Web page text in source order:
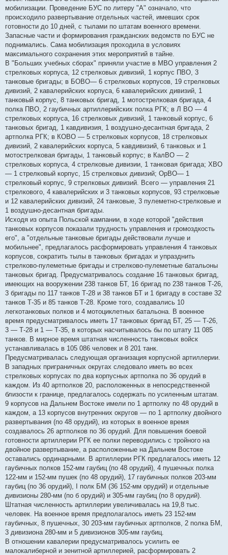
мобилизации. Проведение БУС по литеру "А" означало, что
происходило развертывание отдельных частей, имевших срок
готовности до 10 дней, с тылами по штатам военного времени.
Запасные части и формирования гражданских ведомств по БУС не
поднимались. Сама мобилизация проходила в условиях
максимального сохранения этих мероприятий в тайне.
В "Больших учебных сборах" приняли участие в МВО управления 2
стрелковых корпуса, 12 стрелковых дивизий, 1 корпус ПВО, 3
танковые бригады; в БОВО— 6 стрелковых корпусов, 19 стрелковых
дивизий, 2 кавалерийских корпуса, 6 кавалерийских дивизий, 1
танковый корпус, 8 танковых бригад, 1 мотострелковая бригада, 4
полка ПВО, 2 гаубичных артиллерийских полка РГК; в Л ВО — 4
стрелковых корпуса, 16 стрелковых дивизий, 1 танковый корпус, 6
танковых бригад, 1 кавдивизия, 1 воздушно-десантная бригада, 2
артполка РГК; в КОВО — 5 стрелковых корпусов, 18 стрелковых
дивизий, 2 кавалерийских корпуса, 5 кавдивизий, 6 танковых и 1
мотострелковая бригады, 1 танковый корпус; в КалВО — 2
стрелковых корпуса, 4 стрелковые дивизии, 1 танковая бригада; ХВО
— 1 стрелковый корпус, 15 стрелковых дивизий; ОрВО— 1
стрелковый корпус, 9 стрелковых дивизий. Всего — управления 21
стрелкового, 4 кавалерийских и 3 танковых корпусов, 93 стрелковые
и 12 кавалерийских дивизий, 24 танковые, 3 пулеметно-стрелковые и
1 воздушно-десантная бригады.
Исходя из опыта Польской кампании, в ходе которой "действия
танковых корпусов показали трудность управления и громоздкость
его", а "отдельные танковые бригады действовали лучше и
мобильнее", предлагалось расформировать управления 4 танковых
корпусов, сократить тылы в танковых бригадах и упразднить
стрелково-пулеметные бригады и стрелково-пулеметные батальоны
танковых бригад. Предусматривалось создание 16 танковых бригад,
имеющих на вооружении 238 танков БТ, 16 бригад по 238 танков Т-26,
3 бригады по 117 танков Т-28 и 38 танков БТ и 1 бригаду в составе 32
танков Т-35 и 85 танков Т-28. Кроме того, создавались 10
легкотанковых полков и 4 мотоциклетных батальона. В военное
время предусматривалось иметь 17 танковых бригад БТ, 25 — Т-26,
3 — Т-28 и 1 — Т-35, в которых насчитывалось бы по штату 11 085
танков. В мирное время штатная численность танковых войск
устанавливалась в 105 086 человек и 8 201 танк.
Предусматривалась следующая организация корпусной артиллерии.
В западных приграничных округах следовало иметь во всех
стрелковых корпусах по два корпусных артполка по 36 орудий в
каждом. Из 40 артполков 20, расположенных в непосредственной
близости к границе, предлагалось содержать по усиленным штатам.
9 корпусов на Дальнем Востоке имели по 1 артполку по 48 орудий в
каждом, а 13 корпусов внутренних округов — по 1 артполку двойного
развертывания (по 48 орудий), из которых в военное время
создавалось 26 артполков по 36 орудий. Для повышения боевой
готовности артиллерии РГК ее полки переводились с тройного на
двойное развертывание, а расположенные на Дальнем Востоке
оставались ординарными. В артиллерии РГК предлагалось иметь 12
гаубичных полков 152-мм гаубиц (по 48 орудий), 4 пушечных полка
122-мм и 152-мм пушек (по 48 орудий), 17 гаубичных полков 203-мм
гаубиц (по 36 орудий), I полк БМ (36 152-мм орудий) и отдельные
дивизионы 280-мм (по б орудий) и 305-мм гаубиц (по 8 орудий).
Штатная численность артиллерии увеличивалась на 19,8 тыс.
человек. На военное время предполагалось иметь 23 152-мм
гаубичных, 8 пушечных, 30 203-мм гаубичных артполков, 2 полка БМ,
3 дивизиона 280-мм и 5 дивизионов 305-мм гаубиц.
В отношении кавалерии предусматривалось усилить ее
малокалиберной и зенитной артиллерией, расформировать 2